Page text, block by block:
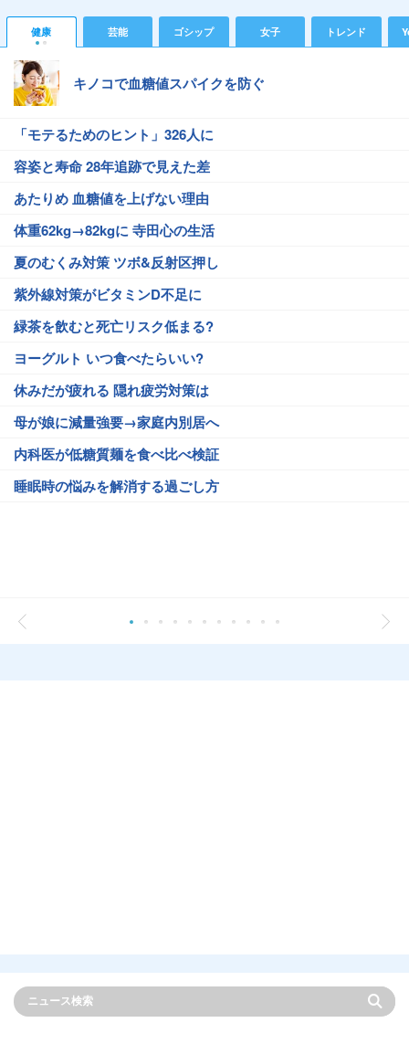
健康 芸能 ゴシップ 女子 トレンド
キノコで血糖値スパイクを防ぐ
「モテるためのヒント」326人に
容姿と寿命 28年追跡で見えた差
あたりめ 血糖値を上げない理由
体重62kg→82kgに 寺田心の生活
夏のむくみ対策 ツボ&反射区押し
紫外線対策がビタミンD不足に
緑茶を飲むと死亡リスク低まる?
ヨーグルト いつ食べたらいい?
休みだが疲れる 隠れ疲労対策は
母が娘に減量強要→家庭内別居へ
内科医が低糖質麺を食べ比べ検証
睡眠時の悩みを解消する過ごし方